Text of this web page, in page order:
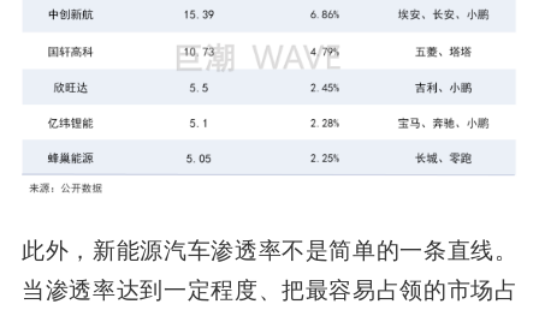
此外， 新能源汽车渗透率不是简单的一条直线。
当渗透率达到一定程度、把最容易占领的市场占